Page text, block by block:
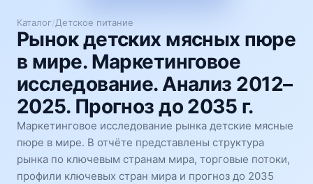
Каталог/Детское питание
Рынок детских мясных пюре
в мире. Маркетинговое
исследование. Анализ 2012–
2025. Прогноз до 2035 г.
Маркетинговое исследование рынка детские мясные
пюре в мире. В отчёте представлены структура
рынка по ключевым странам мира, торговые потоки,
профили ключевых стран мира и прогноз до 2035